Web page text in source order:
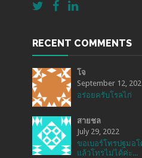
RECENT COMMENTS
โจ
September 12,
อร่อยครับโรลไก่
สายชล
July 29, 2022
ขอเบอร์โทรปฐมอ
แล้วโทรไม่ได้ค่ะ...